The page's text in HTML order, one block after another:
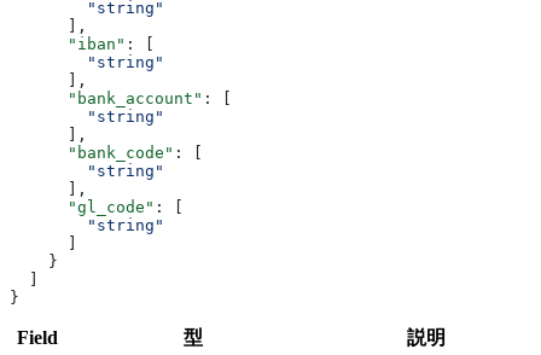
        "string"
      ],
      "iban"
: [
        "string"
      ],
      "bank_account"
: [
        "string"
      ],
      "bank_code"
: [
        "string"
      ],
      "gl_code"
: [
        "string"
      ]
    }
  ]
}
Field 型 説明